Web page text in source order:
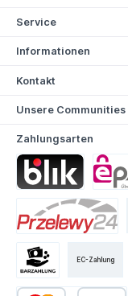
Service
Informationen
Kontakt
Unsere Communities
Zahlungsarten
EC-Zahlung